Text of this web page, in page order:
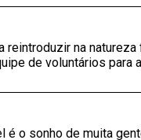
reintroduzir na
de voluntários para
é o sonho de muita